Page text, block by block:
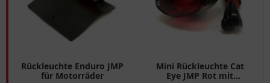
Rückleuchte Enduro JMP
für Motorräder
Mini Rückleuchte Cat
Eye JMP Rot mit